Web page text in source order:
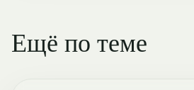
Ещё по теме